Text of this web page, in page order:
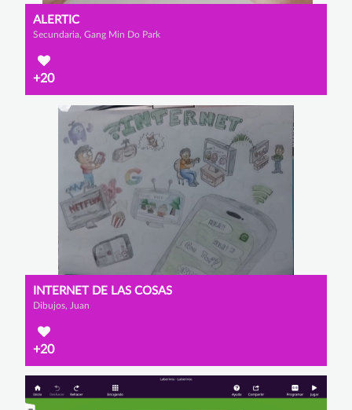
ALERTIC
Secundaria, Gang Min Do Park
+20
INTERNET DE LAS COSAS
Dibujos, Juan
+20